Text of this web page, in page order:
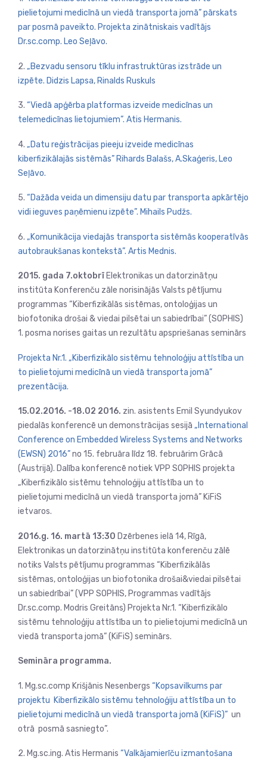
pielietojumi medicīnā un viedā transporta jomā”pārskats
par posmā paveikto. Projekta zinātniskais vadītājs
Dr.sc.comp. Leo Seļāvo.
2. „Bezvadu sensoru tīklu infrastruktūras izstrāde un
izpēte. Didzis Lapsa, Rinalds Ruskuls
3. “Viedā apģērba platformas izveide medicīnas un
telemedicīnas lietojumiem”. Atis Hermanis.
4. „Datu reģistrācijas pieeju izveide medicīnas
kiberfizikālajās sistēmās” Rihards Balašs, A.Skaģeris, Leo
Seļāvo.
5. “Dažāda veida un dimensiju datu par transporta apkārtējo
vidi ieguves paņēmienu izpēte”. Mihails Pudžs.
6. „Komunikācija viedajās transporta sistēmās kooperatīvās
autobraukšanas kontekstā”. Artis Mednis.
2015. gada 7.oktobrī Elektronikas un datorzinātņu
institūta Konferenču zāle norisinājās Valsts pētījumu
programmas “Kiberfizikālās sistēmas, ontoloģijas un
biofotonika drošai & viedai pilsētai un sabiedrībai” (SOPHIS)
1. posma norises gaitas un rezultātu apspriešanas seminārs
Projekta Nr.1. „Kiberfizikālo sistēmu tehnoloģiju attīstība un
to pielietojumi medicīnā un viedā transporta jomā”
prezentācija.
15.02.2016. -18.02 2016. zin. asistents Emil Syundyukov
piedalās konferencē un demonstrācijas sesijā „International
Conference on Embedded Wireless Systems and Networks
(EWSN) 2016”no 15. februāra līdz 18. februārim Grācā
(Austrijā). Dalība konferencē notiek VPP SOPHIS projekta
„Kiberfizikālo sistēmu tehnoloģiju attīstība un to
pielietojumi medicīnā un viedā transporta jomā” KiFiS
ietvaros.
2016.g. 16. martā 13:30 Dzērbenes ielā 14, Rīgā,
Elektronikas un datorzinātņu institūta konferenču zālē
notiks Valsts pētījumu programmas “Kiberfizikālās
sistēmas, ontoloģijas un biofotonika drošai&viedai pilsētai
un sabiedrībai” (VPP SOPHIS, Programmas vadītājs
Dr.sc.comp. Modris Greitāns) Projekta Nr.1. “Kiberfizikālo
sistēmu tehnoloģiju attīstība un to pielietojumi medicīnā un
viedā transporta jomā” (KiFiS) seminārs.
Semināra programma.
1. Mg.sc.comp Krišjānis Nesenbergs “Kopsavilkums par
projektu Kiberfizikālo sistēmu tehnoloģiju attīstība un to
pielietojumi medicīnā un viedā transporta jomā (KiFiS)” un
otrā posmā sasniegto”.
2. Mg.sc.ing. Atis Hermanis “Valkājamierīču izmantošana